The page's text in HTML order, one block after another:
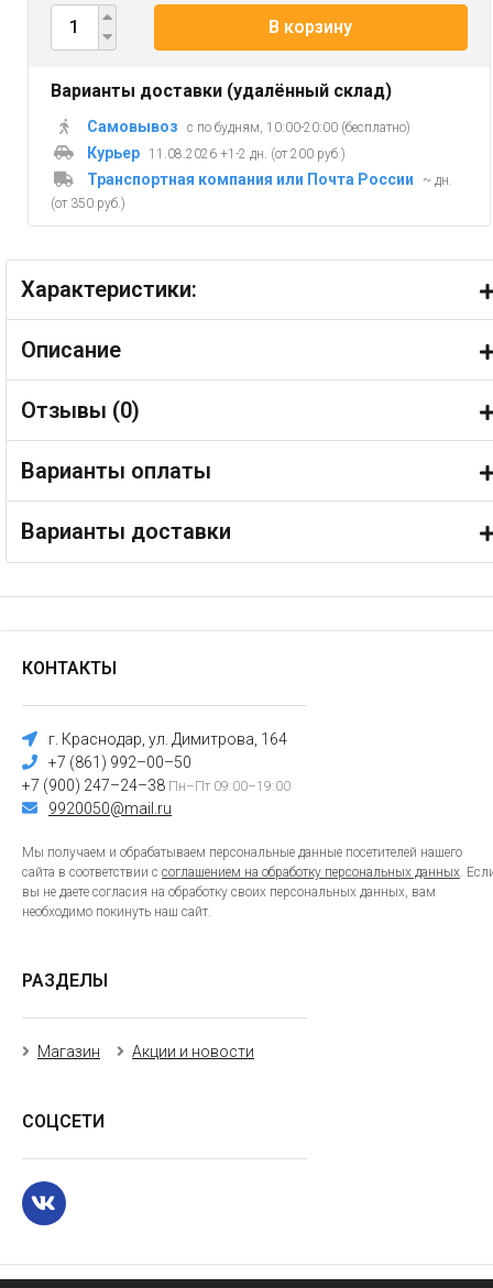
В корзину
Варианты доставки (удалённый склад)
Самовывоз с по будням, 10:00-20:00 (бесплатно)
Курьер 11.08.2026 +1-2 дн. (от 200 руб.)
Транспортная компания или Почта России
~ дн.
(от 350 руб.)
Характеристики:
Описание
Отзывы (0)
Варианты оплаты
Варианты доставки
КОНТАКТЫ
г. Краснодар, ул. Димитрова, 164
+7 (861) 992–00–50
+7 (900) 247–24–38 Пн–Пт 09:00–19:00
9920050@mail.ru
Мы получаем и обрабатываем персональные данные посетителей нашего
сайта в соответствии с соглашением на обработку персональных данных.
вы не даете согласия на обработку своих персональных данных, вам
необходимо покинуть наш сайт.
РАЗДЕЛЫ
Магазин Акции и новости
СОЦСЕТИ